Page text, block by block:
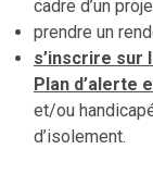
cadre d’un
prendre un
s’inscrire sur
Plan d’alerte
et/ou
d’isolement.